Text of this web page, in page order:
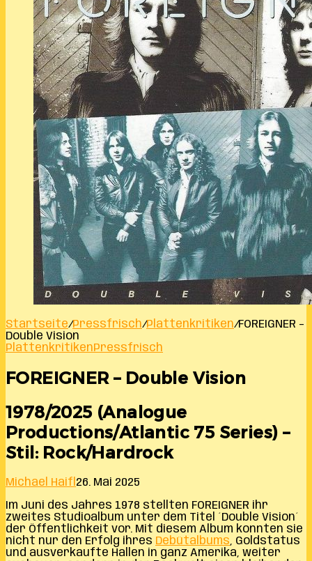
Startseite/Pressfrisch/Plattenkritiken/FOREIGNER –
Double Vision
PlattenkritikenPressfrisch
FOREIGNER – Double Vision
1978/2025 (Analogue
Productions/Atlantic 75 Series) –
Stil: Rock/Hardrock
Michael Haifl 26. Mai 2025
Im Juni des Jahres 1978 stellten FOREIGNER ihr
zweites Studioalbum unter dem Titel ´Double Vision´
der Öffentlichkeit vor. Mit diesem Album konnten sie
nicht nur den Erfolg ihres Debütalbums, Goldstatus
und ausverkaufte Hallen in ganz Amerika, weiter